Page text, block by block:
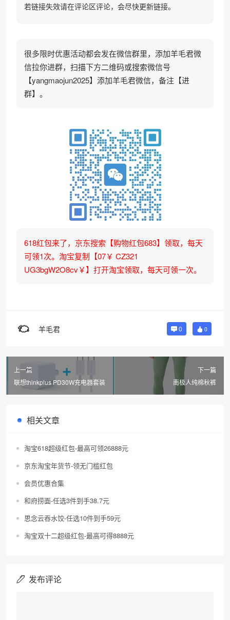
若链接失效请在评论区评论，会尽快更新链接。
很多限时优惠活动都会发在微信群里，添加羊毛君微
信拉你进群，扫描下方二维码或搜索微信号
【yangmaojun2025】添加羊毛君微信，备注【进
群】。
618红包来了，京东搜索【购物红包683】领取，每天
可领1次。淘宝复制【07￥ CZ321
UG3bgW2O8cv￥】打开淘宝领取，每天可领一次。
羊毛君 0 0
上一篇
联想thinkplus PD30W充电器套装
下一篇
南极人纯棉秋裤
相关文章
淘宝618超级红包-最高可领26888元
京东淘宝年货节-领无门槛红包
会员优惠合集
和府捞面-任选3件到手38.7元
思念云吞水饺-任选10件到手59元
淘宝双十二超级红包-最高可得8888元
发布评论